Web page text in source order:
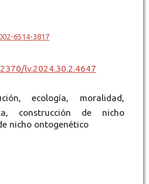
6514-3817
lv.2024.30.2.4647
ecología, moralidad,
construcción de nicho
nicho ontogenético